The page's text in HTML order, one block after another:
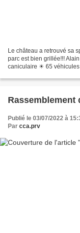
Le château a retrouvé sa
parc est bien grillée!!!
caniculaire ☀ 65
Rassemblement
Publié le 03/07/2022 à
Par cca.prv